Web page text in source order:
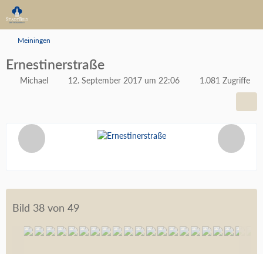
Meiningen
Ernestinerstraße
Michael 12. September 2017 um 22:06 1.081 Zugriffe
Bild 38 von 49